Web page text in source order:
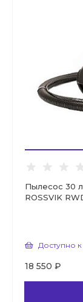
Пылесос 30
ROSSVIK
Доступно к
18 550 ₽